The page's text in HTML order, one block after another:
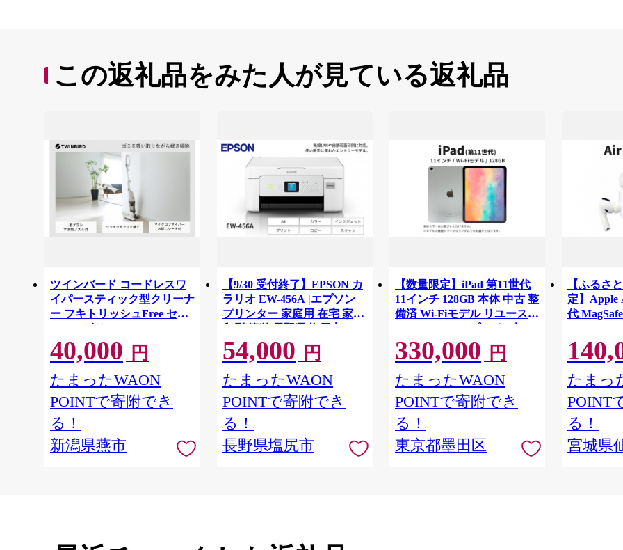
この返礼品をみた人が見ている返礼品
ツインバード コードレスワ
イパースティック型クリーナ
ー フキトリッシュFree セピ
アアイボリー (TC-5175VO)
【 掃除機 家電 】
40,000 円
たまったWAON
POINTで寄附でき
る！
新潟県燕市
【9/30 受付終了】EPSON カ
ラリオ EW-456A |エプソン
プリンター 家庭用 在宅 家電
印刷 簡単 長野県 塩尻市
54,000 円
たまったWAON
POINTで寄附でき
る！
長野県塩尻市
【数量限定】iPad 第11世代
11インチ 128GB 本体 中古 整
備済 Wi-Fiモデル リユース
(15) Apple アップル タブレッ
ト Wi-Fi [№5619-2187]
330,000 円
たまったWAON
POINTで寄附でき
る！
東京都墨田区
【ふるさ
定】Apple
代
airpods
家電 中古
生活 日用
たまっ
POINT
る！
宮城県